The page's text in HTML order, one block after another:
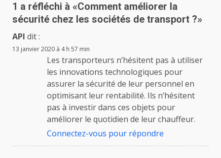
1 a réfléchi à «Comment améliorer la
sécurité chez les sociétés de transport ?»
API dit :
13 janvier 2020 à 4 h 57 min
Les transporteurs n’hésitent pas à utiliser
les innovations technologiques pour
assurer la sécurité de leur personnel en
optimisant leur rentabilité. Ils n’hésitent
pas à investir dans ces objets pour
améliorer le quotidien de leur chauffeur.
Connectez-vous pour répondre